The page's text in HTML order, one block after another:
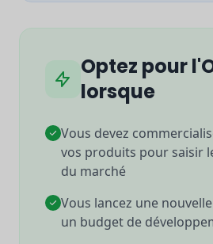
Optez pour
lorsque
Vous devez
vos produits pour saisir
du marché
Vous lancez une
un budget de